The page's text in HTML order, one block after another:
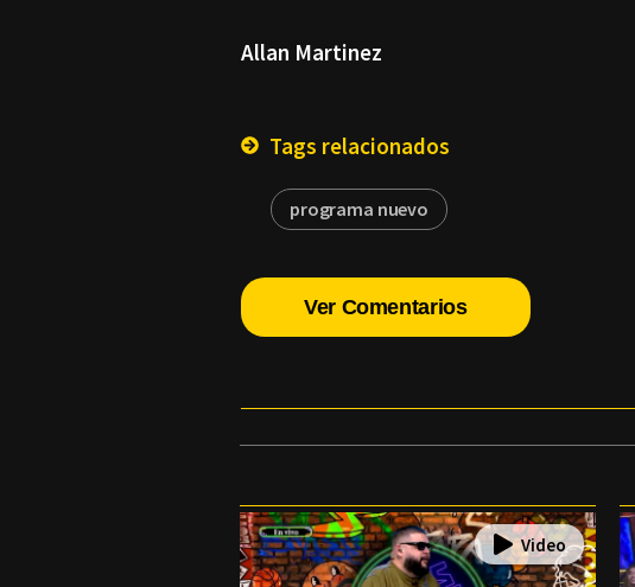
Allan Martinez
Tags relacionados
programa nuevo
Ver Comentarios